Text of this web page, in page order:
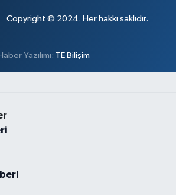
Copyright © 2024. Her hakkı saklıdır.
Yazılımı: TE Bilişim